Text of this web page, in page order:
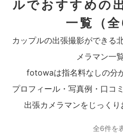
ルでおすすめの
一覧
（
カップルの出張撮影ができる
メラマン一
fotowaは指名料なしの分
プロフィール・写真例・口コ
出張カメラマンをじっくり
全6件を